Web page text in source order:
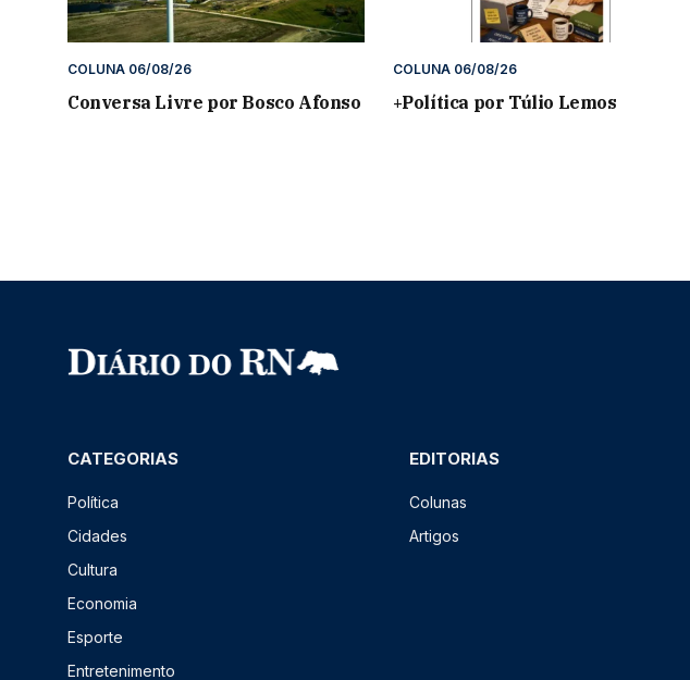
COLUNA 06/08/26
Conversa Livre por Bosco Afonso
COLUNA 06/08/26
+Política por Túlio Lemos
CATEGORIAS
Política
Cidades
Cultura
Economia
Esporte
Entretenimento
EDITORIAS
Colunas
Artigos